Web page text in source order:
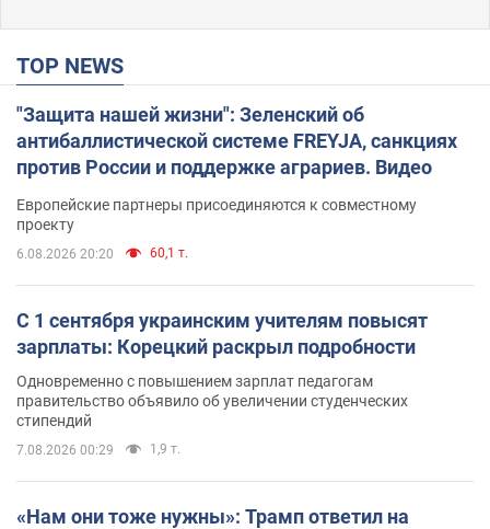
TOP NEWS
"Защита нашей жизни": Зеленский об
антибаллистической системе FREYJA, санкциях
против России и поддержке аграриев. Видео
Европейские партнеры присоединяются к совместному
проекту
6.08.2026 20:20 60,1 т.
С 1 сентября украинским учителям повысят
зарплаты: Корецкий раскрыл подробности
Одновременно с повышением зарплат педагогам
правительство объявило об увеличении студенческих
стипендий
7.08.2026 00:29 1,9 т.
«Нам они тоже нужны»: Трамп ответил на